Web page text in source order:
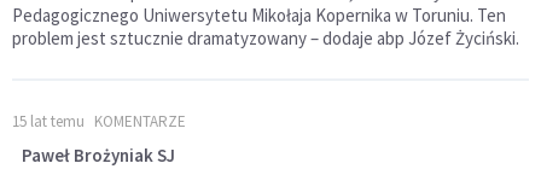
Pedagogicznego Uniwersytetu Mikołaja Kopernika w Toruniu. Ten
problem jest sztucznie dramatyzowany – dodaje abp Józef Życiński.
15 lat temu KOMENTARZE
Paweł Brożyniak SJ